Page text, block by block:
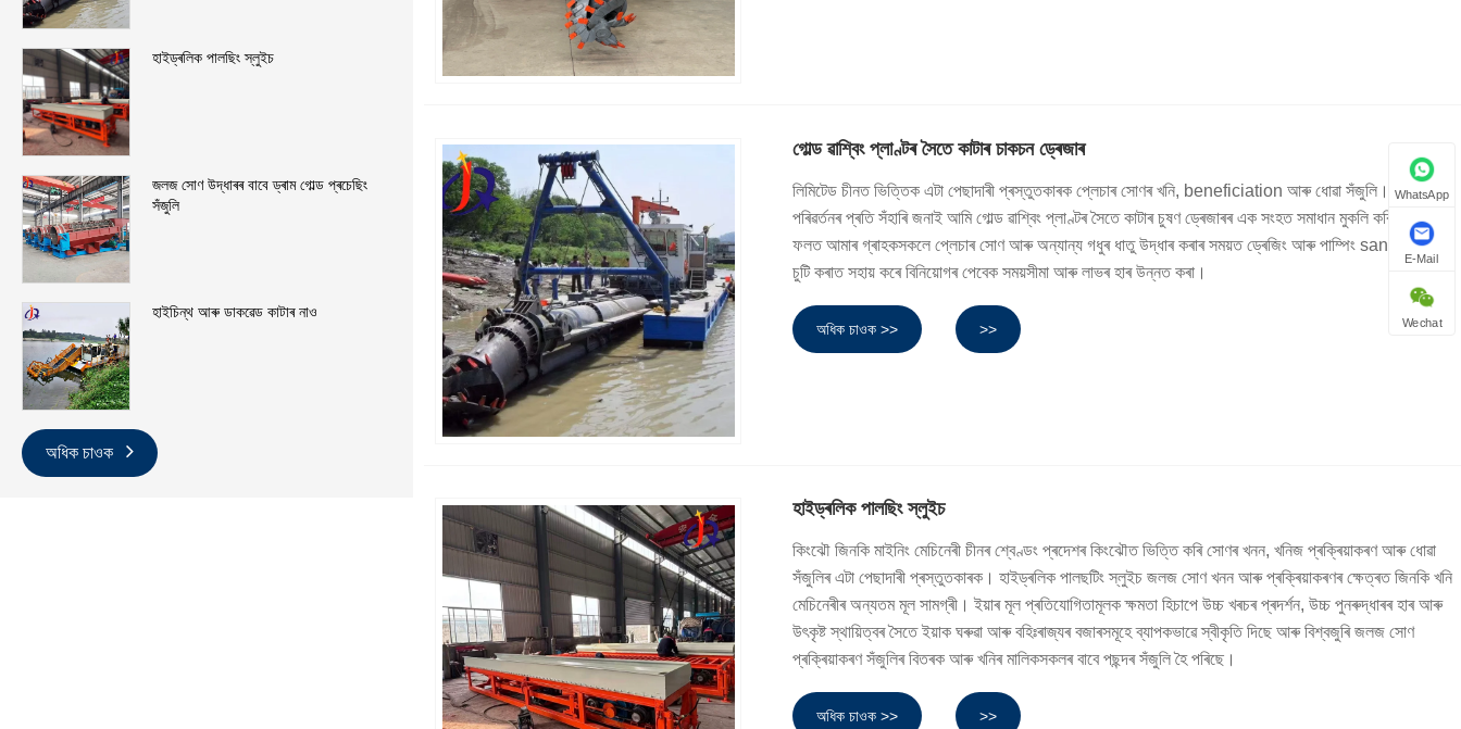
হাইড্ৰলিক পালছিং স্লুইচ
জলজ সোণ উদ্ধাৰৰ বাবে ড্ৰাম গোল্ড প্ৰচেছিং
সঁজুলি
হাইচিন্থ আৰু ডাকৱেড কাটাৰ নাও
অধিক চাওক
গোল্ড ৱাশ্বিং প্লাণ্টৰ সৈতে কাটাৰ চাকচন ড্ৰেজাৰ
লিমিটেড চীনত ভিত্তিক এটা পেছাদাৰী প্ৰস্তুতকাৰক প্লেচাৰ সোণৰ খনি, beneficiation আৰু ধোৱা সঁজুলি। বজাৰ
পৰিৱৰ্তনৰ প্ৰতি সঁহাৰি জনাই আমি গোল্ড ৱাশ্বিং প্লাণ্টৰ সৈতে কাটাৰ চুষণ ড্ৰেজাৰৰ এক সংহত সমাধান মুকলি কৰিছো, যাৰ
ফলত আমাৰ গ্ৰাহকসকলে প্লেচাৰ সোণ আৰু অন্যান্য গধুৰ ধাতু উদ্ধাৰ কৰাৰ সময়ত ড্ৰেজিং আৰু পাম্পিং sand.This
চুটি কৰাত সহায় কৰে বিনিয়োগৰ পেবেক সময়সীমা আৰু লাভৰ হাৰ উন্নত কৰা।
অধিক চাওক >> >>
হাইড্ৰলিক পালছিং স্লুইচ
কিংঝৌ জিনকি মাইনিং মেচিনেৰী চীনৰ শ্বেণ্ডং প্ৰদেশৰ কিংঝৌত ভিত্তি কৰি সোণৰ খনন, খনিজ প্ৰক্ৰিয়াকৰণ আৰু ধোৱা
সঁজুলিৰ এটা পেছাদাৰী প্ৰস্তুতকাৰক। হাইড্ৰলিক পালছটিং স্লুইচ জলজ সোণ খনন আৰু প্ৰক্ৰিয়াকৰণৰ ক্ষেত্ৰত জিনকি খনি
মেচিনেৰীৰ অন্যতম মূল সামগ্ৰী। ইয়াৰ মূল প্ৰতিযোগিতামূলক ক্ষমতা হিচাপে উচ্চ খৰচৰ প্ৰদৰ্শন, উচ্চ পুনৰুদ্ধাৰৰ হাৰ আৰু
উৎকৃষ্ট স্থায়িত্বৰ সৈতে ইয়াক ঘৰুৱা আৰু বহিঃৰাজ্যৰ বজাৰসমূহে ব্যাপকভাৱে স্বীকৃতি দিছে আৰু বিশ্বজুৰি জলজ সোণ
প্ৰক্ৰিয়াকৰণ সঁজুলিৰ বিতৰক আৰু খনিৰ মালিকসকলৰ বাবে পছন্দৰ সঁজুলি হৈ পৰিছে।
অধিক চাওক >> >>
WhatsApp
E-Mail
Wechat